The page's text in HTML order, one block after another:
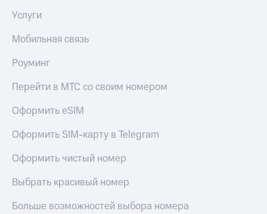
Услуги
Мобильная связь
Роуминг
Перейти в МТС со своим номером
Оформить eSIM
Оформить SIM-карту в Telegram
Оформить чистый номер
Выбрать красивый номер
Больше возможностей выбора номера